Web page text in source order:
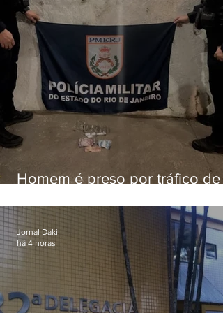
Homem é preso por tráfico de
Jornal Daki
há 4 horas